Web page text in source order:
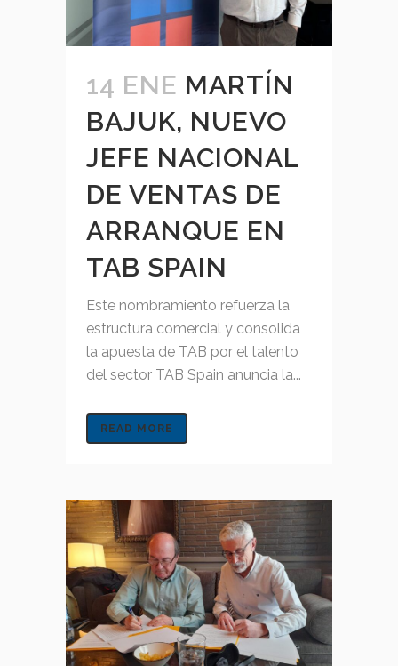
14 ENE MARTÍN
BAJUK, NUEVO
JEFE NACIONAL
DE VENTAS DE
ARRANQUE EN
TAB SPAIN
Este nombramiento refuerza la
estructura comercial y consolida
la apuesta de TAB por el talento
del sector TAB Spain anuncia la...
READ MORE